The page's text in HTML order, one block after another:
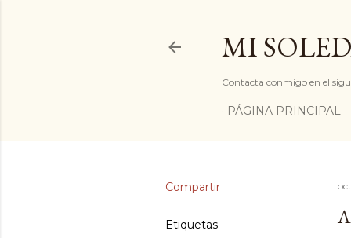
MI
Contacta conmigo en el
PÁGINA PRINCIPAL
Compartir
Etiquetas